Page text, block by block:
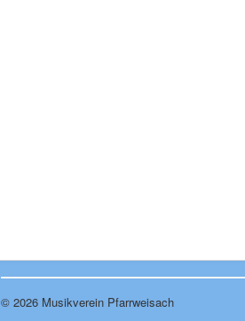
© 2026 Musikverein Pfarrweisach